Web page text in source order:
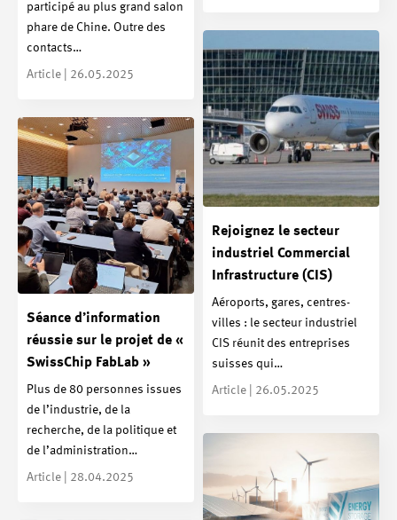
participé au plus grand salon
phare de Chine. Outre des
contacts…
Article | 26.05.2025
Rejoignez le secteur
industriel Commercial
Infrastructure (CIS)
Aéroports, gares, centres-
villes : le secteur industriel
CIS réunit des entreprises
suisses qui…
Article | 26.05.2025
Séance d’information
réussie sur le projet de «
SwissChip FabLab »
Plus de 80 personnes issues
de l’industrie, de la
recherche, de la politique et
de l’administration…
Article | 28.04.2025